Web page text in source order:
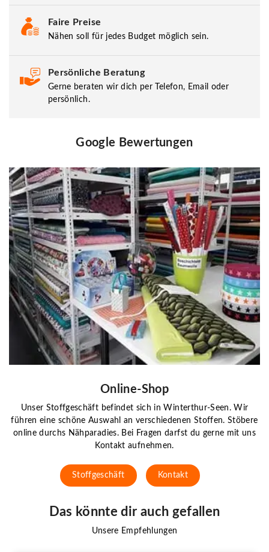
Faire Preise
Nähen soll für jedes Budget möglich sein.
Persönliche Beratung
Gerne beraten wir dich per Telefon, Email oder
persönlich.
Google Bewertungen
Online-Shop
Unser Stoffgeschäft befindet sich in Winterthur-Seen. Wir
führen eine schöne Auswahl an verschiedenen Stoffen. Stöbere
online durchs Nähparadies. Bei Fragen darfst du gerne mit uns
Kontakt aufnehmen.
Stoffgeschäft Kontakt
Das könnte dir auch gefallen
Unsere Empfehlungen